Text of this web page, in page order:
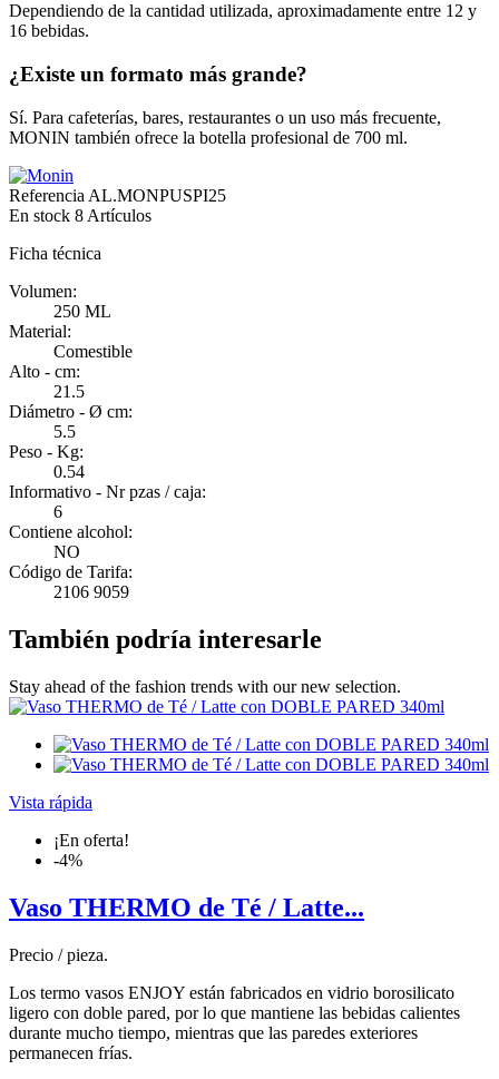
Dependiendo de la cantidad utilizada, aproximadamente entre 12 y
16 bebidas.
¿Existe un formato más grande?
Sí. Para cafeterías, bares, restaurantes o un uso más frecuente,
MONIN también ofrece la botella profesional de 700 ml.
Referencia AL.MONPUSPI25
En stock 8 Artículos
Ficha técnica
Volumen:
250 ML
Material:
Comestible
Alto - cm:
21.5
Diámetro - Ø cm:
5.5
Peso - Kg:
0.54
Informativo - Nr pzas / caja:
6
Contiene alcohol:
NO
Código de Tarifa:
2106 9059
También podría interesarle
Stay ahead of the fashion trends with our new selection.
Vista rápida
¡En oferta!
-4%
Vaso THERMO de Té / Latte...
Precio / pieza.
Los termo vasos ENJOY están fabricados en vidrio borosilicato
ligero con doble pared, por lo que mantiene las bebidas calientes
durante mucho tiempo, mientras que las paredes exteriores
permanecen frías.